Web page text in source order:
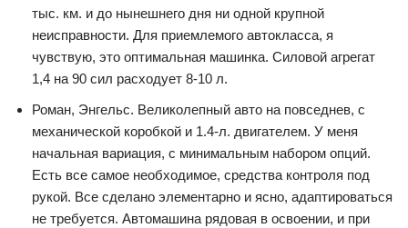
тыс. км. и до нынешнего дня ни одной крупной
неисправности. Для приемлемого автокласса, я
чувствую, это оптимальная машинка. Силовой агрегат
1,4 на 90 сил расходует 8-10 л.
Роман, Энгельс. Великолепный авто на повседнев, с
механической коробкой и 1.4-л. двигателем. У меня
начальная вариация, с минимальным набором опций.
Есть все самое необходимое, средства контроля под
рукой. Все сделано элементарно и ясно, адаптироваться
не требуется. Автомашина рядовая в освоении, и при